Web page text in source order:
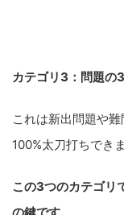
カテゴリ3：問題の
これは新出問題や
100%太刀打ちでき
この3つのカテゴリ